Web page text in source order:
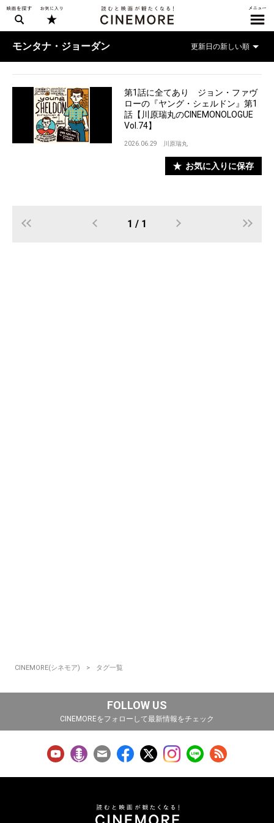
モンタナ・ジョーダン
第1話に全てあり ジョン・ファヴ
ローの『ヤング・シェルドン』第1
話【川原瑞丸のCINEMONOLOGUE
Vol.74】
2026.06.29 川原瑞丸
お気に入りに保存
1 / 1
CINEMORE(シネモア) タグ一覧
FOLLOW US
CINEMOREをフォローして最新情報をチェック